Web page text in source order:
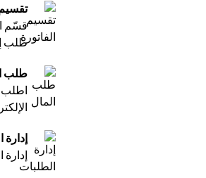
طلب
طلب
اطلب
إدارة
إدارة